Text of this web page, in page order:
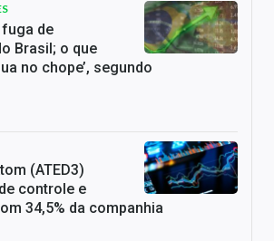
de
Brasil; o que
no chope’, segundo
(ATED3)
controle e
34,5% da companhia